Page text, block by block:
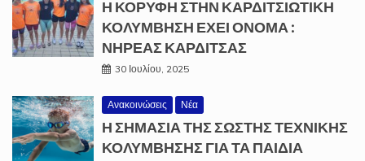
Η ΚΟΡΥΦΗ ΣΤΗΝ ΚΑΡΔΙΤΣΙΩΤΙΚΗ
ΚΟΛΥΜΒΗΣΗ ΕΧΕΙ ΟΝΟΜΑ :
ΝΗΡΕΑΣ ΚΑΡΔΙΤΣΑΣ
30 Ιουλίου, 2025
Ανακοινώσεις Νέα
Η ΣΗΜΑΣΙΑ ΤΗΣ ΣΩΣΤΗΣ ΤΕΧΝΙΚΗΣ
ΚΟΛΥΜΒΗΣΗΣ ΓΙΑ ΤΑ ΠΑΙΔΙΑ